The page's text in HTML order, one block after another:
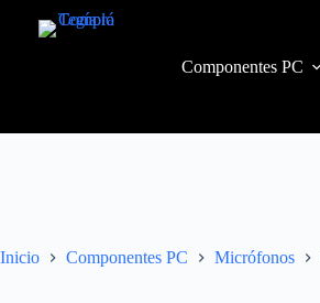
Componentes PC
Inicio Componentes PC Micrófonos